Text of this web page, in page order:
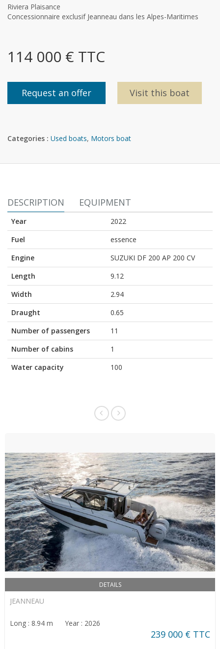
Riviera Plaisance
Concessionnaire exclusif Jeanneau dans les Alpes-Maritimes
114 000 € TTC
Request an offer Visit this boat
Categories : Used boats, Motors boat
DESCRIPTION EQUIPMENT
Year
2022
Fuel
essence
Engine
SUZUKI DF 200 AP 200 CV
Length
9.12
Width
2.94
Draught
0.65
Number of passengers
11
Number of cabins
1
Water capacity
100
DETAILS
JEANNEAU
Long : 8.94 m Year : 2026
239 000 € TTC